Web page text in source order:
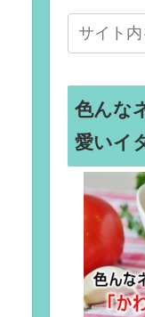
色んな
愛いイ